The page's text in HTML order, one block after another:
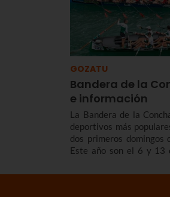
GOZATU
Bandera de la
e información
La Bandera de la
deportivos más
dos primeros domingos
Este año son el 6 y 13
la Concha 2026,